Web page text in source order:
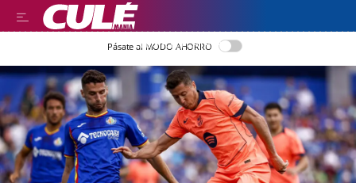
LLEGIR EN CATALÀ
Pásate al MODO AHORRO